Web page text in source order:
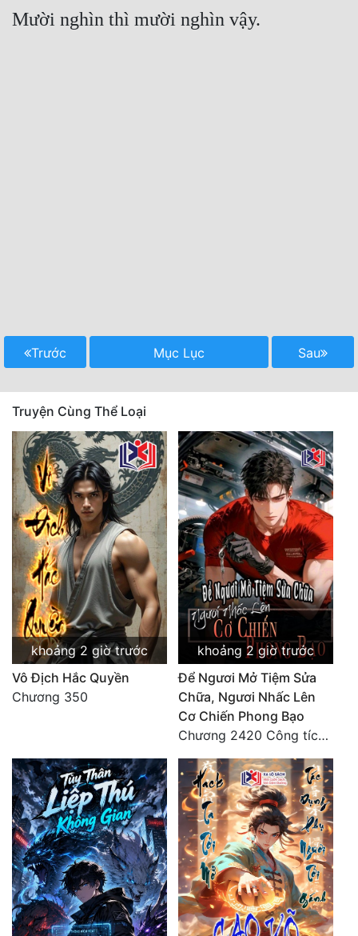
Trước Mục Lục Sau
Truyện Cùng Thể Loại
khoảng 2 giờ trước
Vô Địch Hắc Quyền
Chương 350
khoảng 2 giờ trước
Để Ngươi Mở Tiệm Sửa
Chữa, Ngươi Nhấc Lên
Cơ Chiến Phong Bạo
Chương 2420 Công tích vĩ đại!! Cơ Tu Chi Thần?!